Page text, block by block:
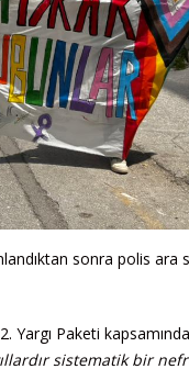
sonra polis ara
Yargı Paketi
yıllardır sistematik bir